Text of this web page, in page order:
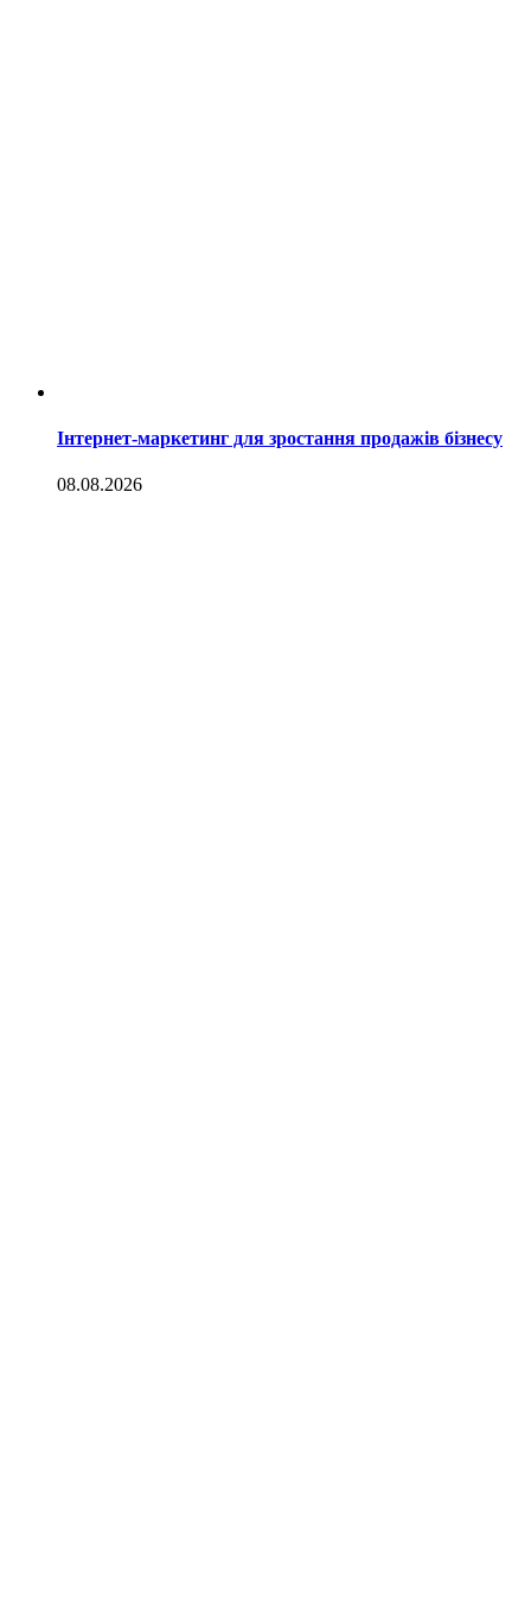
Інтернет-маркетинг для зростання продажів бізнесу
08.08.2026